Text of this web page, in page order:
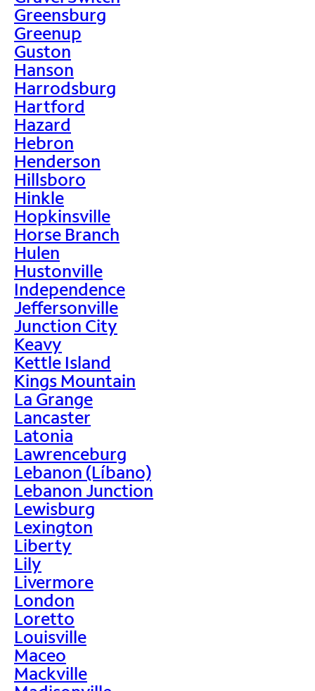
Greensburg
Greenup
Guston
Hanson
Harrodsburg
Hartford
Hazard
Hebron
Henderson
Hillsboro
Hinkle
Hopkinsville
Horse Branch
Hulen
Hustonville
Independence
Jeffersonville
Junction City
Keavy
Kettle Island
Kings Mountain
La Grange
Lancaster
Latonia
Lawrenceburg
Lebanon (Líbano)
Lebanon Junction
Lewisburg
Lexington
Liberty
Lily
Livermore
London
Loretto
Louisville
Maceo
Mackville